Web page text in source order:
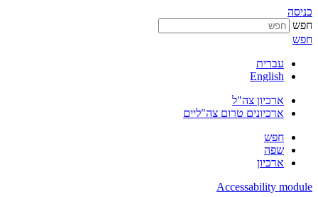
כניסה
חפש
חפש
עברית
English
ארכיון צה"ל
ארכיונים טרום צה"ליים
חפש
שפה
ארכיון
Accessability module